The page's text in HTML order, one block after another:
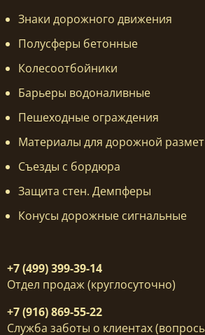
Знаки дорожного движения
Полусферы бетонные
Колесоотбойники
Барьеры водоналивные
Пешеходные ограждения
Материалы для дорожной
Съезды с бордюра
Защита стен. Демпферы
Конусы дорожные сигнальные
+7 (499) 399-39-14
Отдел продаж (круглосуточно)
+7 (916) 869-55-22
Служба заботы о клиентах